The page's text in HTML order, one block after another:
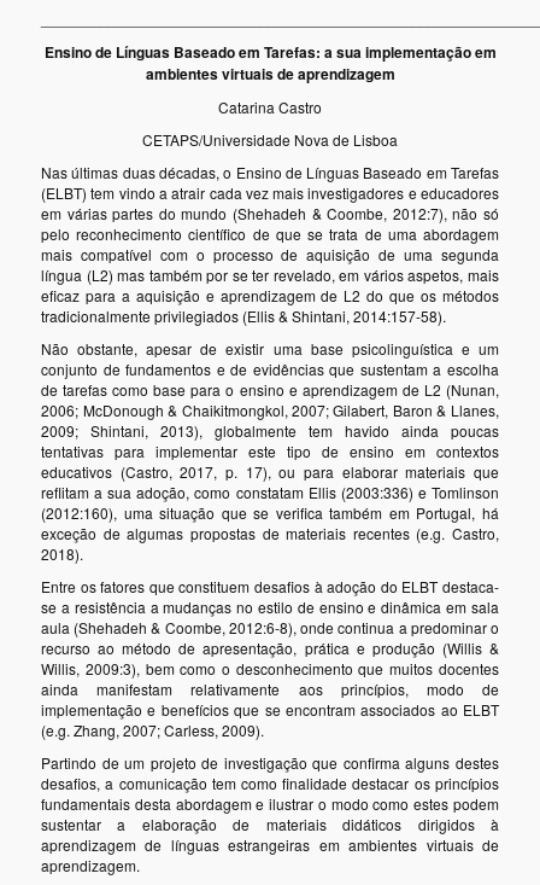
Ensino de Línguas Baseado em Tarefas: a suaimplementação em
ambientes virtuais de aprendizagem
Catarina Castro
CETAPS/Universidade Nova de Lisboa
Nas últimas duas décadas, o Ensino de Línguas Baseado em Tarefas
(ELBT) tem vindo a atrair cada vez mais investigadores e educadores
em várias partes do mundo (Shehadeh & Coombe, 2012:7), não só
pelo reconhecimento científico de que se trata de uma abordagem
mais compatível com o processo de aquisição de uma segunda
língua (L2) mas também por se ter revelado, em vários aspetos, mais
eficaz para a aquisição e aprendizagem de L2 do que os métodos
tradicionalmente privilegiados (Ellis & Shintani, 2014:157-58).
Não obstante, apesar de existir uma base psicolinguística e um
conjunto de fundamentos e de evidências que sustentam a escolha
de tarefas como base para o ensino e aprendizagem de L2 (Nunan,
2006; McDonough & Chaikitmongkol, 2007; Gilabert, Baron & Llanes,
2009; Shintani, 2013), globalmente tem havido ainda poucas
tentativas para implementar este tipo de ensino em contextos
educativos (Castro, 2017, p. 17), ou para elaborar materiais que
reflitam a sua adoção, como constatam Ellis (2003:336) e Tomlinson
(2012:160), uma situação que se verifica também em Portugal, há
exceção de algumas propostas de materiais recentes (e.g. Castro,
2018).
Entre os fatores que constituem desafios à adoção do ELBT destaca-
se a resistência a mudanças no estilo de ensino e dinâmica em sala
aula (Shehadeh & Coombe, 2012:6-8), onde continua a predominar o
recurso ao método de apresentação, prática e produção (Willis &
Willis, 2009:3), bem como o desconhecimento que muitos docentes
ainda manifestam relativamente aos princípios, modo de
implementação e benefícios que se encontram associados ao ELBT
(e.g. Zhang, 2007; Carless, 2009).
Partindo de um projeto de investigação que confirma alguns destes
desafios, a comunicação tem como finalidade destacar os princípios
fundamentais desta abordagem e ilustrar o modo como estes podem
sustentar a elaboração de materiais didáticos dirigidos à
aprendizagem de línguas estrangeiras em ambientes virtuais de
aprendizagem.